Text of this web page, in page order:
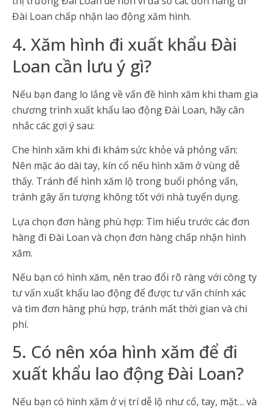
Đài Loan chấp nhận lao động xăm hình.
4. Xăm hình đi xuất khẩu Đài
Loan cần lưu ý gì?
Nếu bạn đang lo lắng về vấn đề hình xăm khi tham gia
chương trình xuất khẩu lao động Đài Loan, hãy cân
nhắc các gợi ý sau:
Che hình xăm khi đi khám sức khỏe và phỏng vấn:
Nên mặc áo dài tay, kín cổ nếu hình xăm ở vùng dễ
thấy. Tránh để hình xăm lộ trong buổi phỏng vấn,
tránh gây ấn tượng không tốt với nhà tuyển dụng.
Lựa chọn đơn hàng phù hợp: Tìm hiểu trước các đơn
hàng đi Đài Loan và chọn đơn hàng chấp nhận hình
xăm.
Nếu bạn có hình xăm, nên trao đổi rõ ràng với công ty
tư vấn xuất khẩu lao động để được tư vấn chính xác
và tìm đơn hàng phù hợp, tránh mất thời gian và chi
phí.
5. Có nên xóa hình xăm để đi
xuất khẩu lao động Đài Loan?
Nếu bạn có hình xăm ở vị trí dễ lộ như cổ, tay, mặt… và